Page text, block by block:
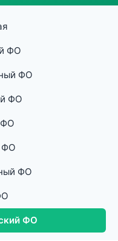
ФО
ФО
ФО
ФО
ФО
ФО
ФО